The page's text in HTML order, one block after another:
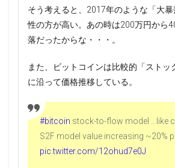
そう考えると、2017年のような「大
性の方が高い。あの時は200万円から
落だったからな・・・。
また、ビットコインは比較的「ストッ
に沿って価格推移している。
#bitcoin stock-to-flow model .. like
S2F model value increasing ~20%
pic.twitter.com/12ohud7e0J